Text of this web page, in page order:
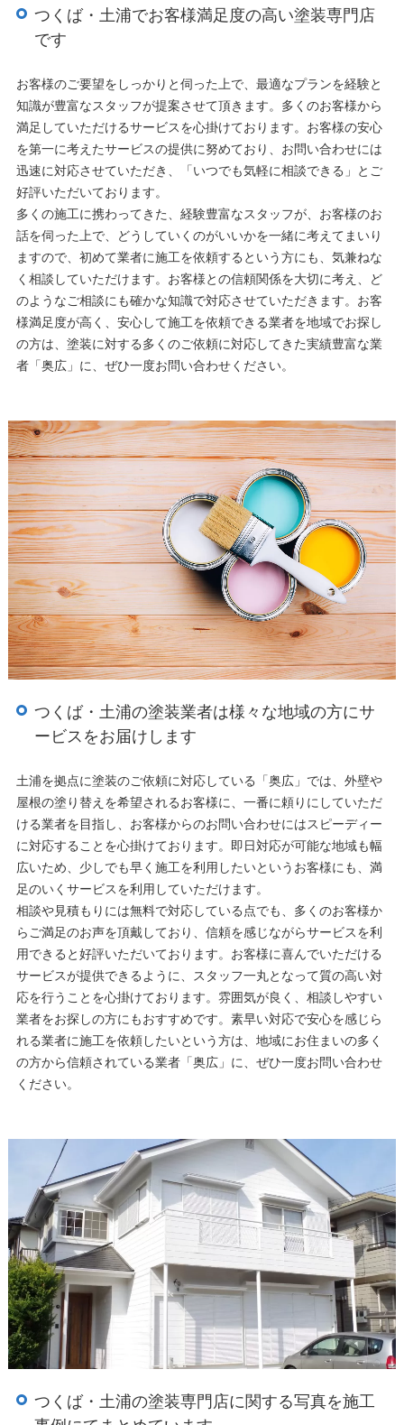
つくば・土浦でお客様満足度の高い塗装専門店
です
お客様のご要望をしっかりと伺った上で、最適なプランを経験と
知識が豊富なスタッフが提案させて頂きます。多くのお客様から
満足していただけるサービスを心掛けております。お客様の安心
を第一に考えたサービスの提供に努めており、お問い合わせには
迅速に対応させていただき、「いつでも気軽に相談できる」とご
好評いただいております。
多くの施工に携わってきた、経験豊富なスタッフが、お客様のお
話を伺った上で、どうしていくのがいいかを一緒に考えてまいり
ますので、初めて業者に施工を依頼するという方にも、気兼ねな
く相談していただけます。お客様との信頼関係を大切に考え、ど
のようなご相談にも確かな知識で対応させていただきます。お客
様満足度が高く、安心して施工を依頼できる業者を地域でお探し
の方は、塗装に対する多くのご依頼に対応してきた実績豊富な業
者「奥広」に、ぜひ一度お問い合わせください。
つくば・土浦の塗装業者は様々な地域の方にサ
ービスをお届けします
土浦を拠点に塗装のご依頼に対応している「奥広」では、外壁や
屋根の塗り替えを希望されるお客様に、一番に頼りにしていただ
ける業者を目指し、お客様からのお問い合わせにはスピーディー
に対応することを心掛けております。即日対応が可能な地域も幅
広いため、少しでも早く施工を利用したいというお客様にも、満
足のいくサービスを利用していただけます。
相談や見積もりには無料で対応している点でも、多くのお客様か
らご満足のお声を頂戴しており、信頼を感じながらサービスを利
用できると好評いただいております。お客様に喜んでいただける
サービスが提供できるように、スタッフ一丸となって質の高い対
応を行うことを心掛けております。雰囲気が良く、相談しやすい
業者をお探しの方にもおすすめです。素早い対応で安心を感じら
れる業者に施工を依頼したいという方は、地域にお住まいの多く
の方から信頼されている業者「奥広」に、ぜひ一度お問い合わせ
ください。
つくば・土浦の塗装専門店に関する写真を施工